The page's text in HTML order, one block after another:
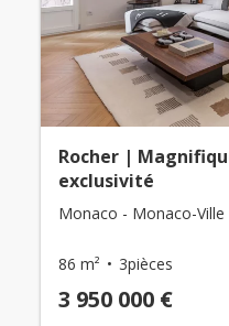
Rocher |
exclusivité
Monaco - Monaco-Ville
86 m² 3pièces
3 950 000 €